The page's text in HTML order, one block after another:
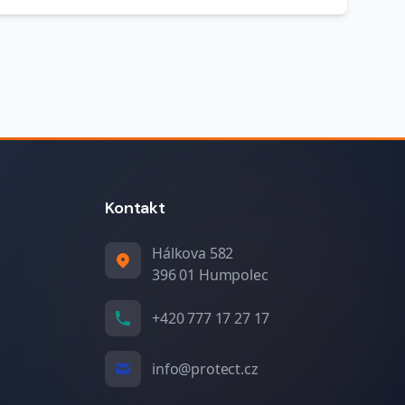
Kontakt
Hálkova 582
396 01 Humpolec
+420 777 17 27 17
info@protect.cz